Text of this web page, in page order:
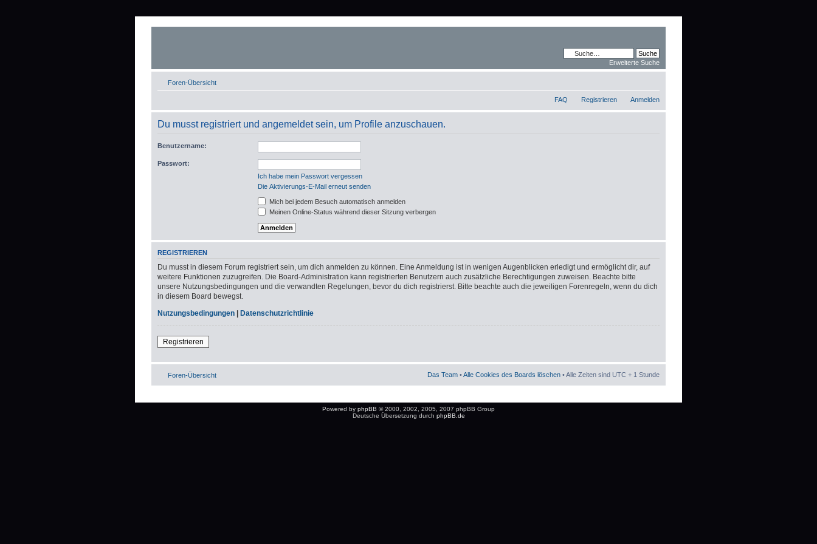
Erweiterte Suche
Foren-Übersicht
FAQ Registrieren Anmelden
Du musst registriert und angemeldet sein, um Profile anzuschauen.
Benutzername:
Passwort:
Ich habe mein Passwort vergessen
Die Aktivierungs-E-Mail erneut senden
Mich bei jedem Besuch automatisch anmelden
Meinen Online-Status während dieser Sitzung verbergen
REGISTRIEREN
Du musst in diesem Forum registriert sein, um dich anmelden zu können. Eine Anmeldung ist in wenigen Augenblicken erledigt und ermöglicht dir, auf
weitere Funktionen zuzugreifen. Die Board-Administration kann registrierten Benutzern auch zusätzliche Berechtigungen zuweisen. Beachte bitte
unsere Nutzungsbedingungen und die verwandten Regelungen, bevor du dich registrierst. Bitte beachte auch die jeweiligen Forenregeln, wenn du dich
in diesem Board bewegst.
Nutzungsbedingungen | Datenschutzrichtlinie
Registrieren
Foren-Übersicht Das Team •Alle Cookies des Boards löschen • Alle Zeiten sind UTC + 1 Stunde
Powered by phpBB © 2000, 2002, 2005, 2007 phpBB Group
Deutsche Übersetzung durch phpBB.de